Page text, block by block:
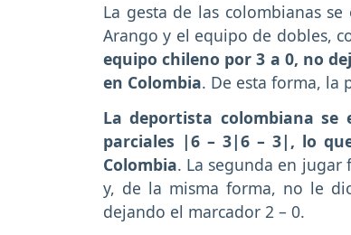
La gesta de las colombianas
Arango y el equipo de dobles,
equipo chileno por 3 a 0, no
en Colombia. De esta forma, la
La deportista colombiana
parciales |6 – 3|6 – 3|, lo
Colombia. La segunda en jugar
y, de la misma forma, no le
dejando el marcador 2 – 0.